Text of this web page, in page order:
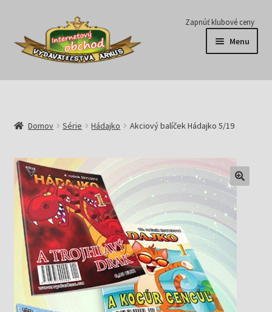
Preskočiť
navigáciu
Preskočiť
obsah
Zapnúť klubové ceny
Menu
Série
Predplatné
Pripravujeme
Pre školy
Knižný klub
Kontakt
Domov Série Hádajko Akciový balíček Hádajko 5/19